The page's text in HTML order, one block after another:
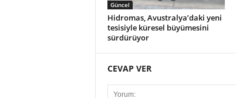
Güncel
Hidromas, Avustralya’daki yeni
tesisiyle küresel büyümesini
sürdürüyor
CEVAP VER